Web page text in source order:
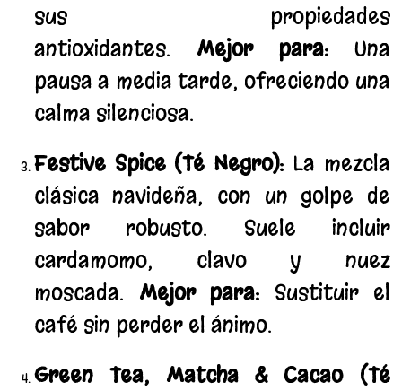
sus propiedades
antioxidantes. Mejor para: Una
pausa a media tarde, ofreciendo una
calma silenciosa.
Festive Spice (Té Negro): La mezcla
clásica navideña, con un golpe de
sabor robusto. Suele incluir
cardamomo, clavo y nuez
moscada. Mejor para: Sustituir el
café sin perder el ánimo.
Green Tea, Matcha & Cacao (Té